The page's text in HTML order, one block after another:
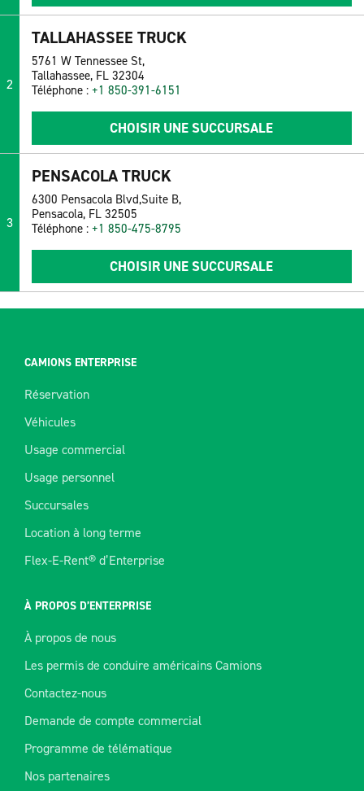
2
TALLAHASSEE TRUCK
5761 W Tennessee St,
Tallahassee, FL 32304
Téléphone : +1 850-391-6151
CHOISIR UNE SUCCURSALE
3
PENSACOLA TRUCK
6300 Pensacola Blvd,Suite B,
Pensacola, FL 32505
Téléphone : +1 850-475-8795
CHOISIR UNE SUCCURSALE
CAMIONS ENTERPRISE
Réservation
Véhicules
Usage commercial
Usage personnel
Succursales
Location à long terme
Flex-E-Rent® d’Enterprise
À PROPOS D’ENTERPRISE
À propos de nous
Les permis de conduire américains Camions
Contactez-nous
Demande de compte commercial
Programme de télématique
Nos partenaires